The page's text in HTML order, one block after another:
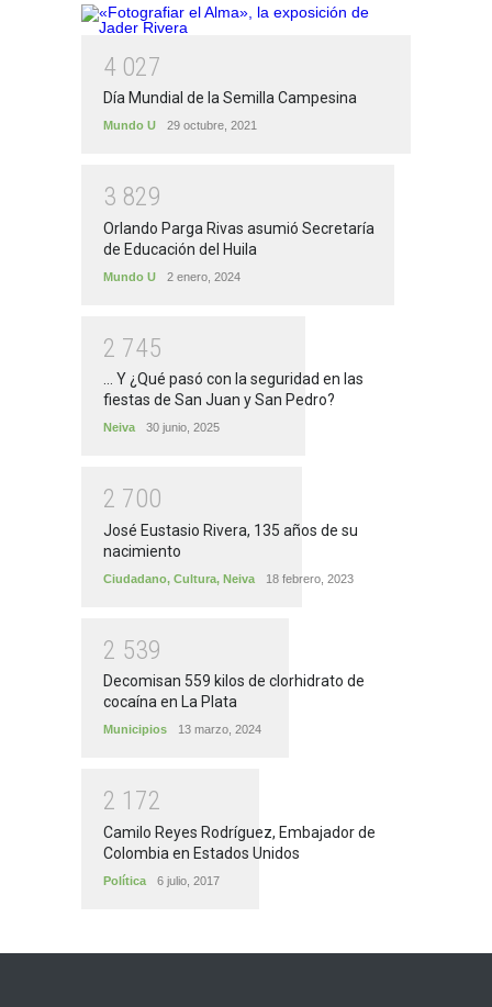
4 027
Día Mundial de la Semilla Campesina
Mundo U 29 octubre, 2021
3 829
Orlando Parga Rivas asumió Secretaría
de Educación del Huila
Mundo U 2 enero, 2024
2 745
... Y ¿Qué pasó con la seguridad en las
fiestas de San Juan y San Pedro?
Neiva 30 junio, 2025
2 700
José Eustasio Rivera, 135 años de su
nacimiento
Ciudadano, Cultura, Neiva 18 febrero, 2023
2 539
Decomisan 559 kilos de clorhidrato de
cocaína en La Plata
Municipios 13 marzo, 2024
2 1 72
Camilo Reyes Rodríguez, Embajador de
Colombia en Estados Unidos
Política 6 julio, 2017